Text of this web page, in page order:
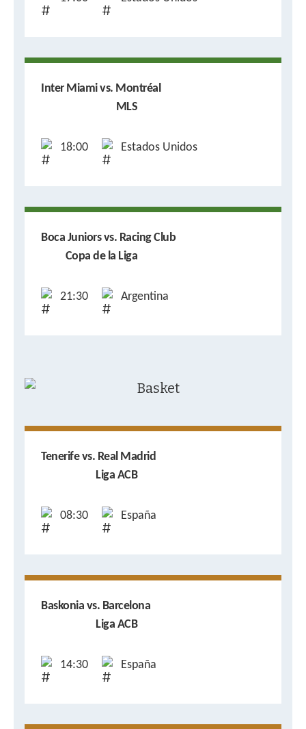
Inter Miami vs. Montréal
MLS
18:00 Estados Unidos
Boca Juniors vs. Racing Club
Copa de la Liga
21:30 Argentina
Tenerife vs. Real Madrid
Liga ACB
08:30 España
Baskonia vs. Barcelona
Liga ACB
14:30 España